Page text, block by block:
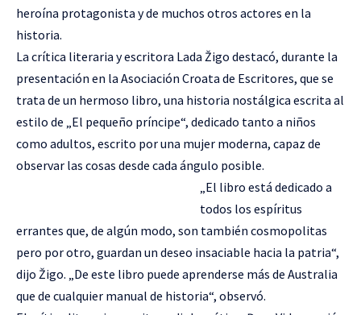
heroína protagonista y de muchos otros actores en la
historia.
La crítica literaria y escritora Lada Žigo destacó, durante la
presentación en la Asociación Croata de Escritores, que se
trata de un hermoso libro, una historia nostálgica escrita al
estilo de „El pequeño príncipe“, dedicado tanto a niños
como adultos, escrito por una mujer moderna, capaz de
observar las cosas desde cada ángulo posible.
„El libro está dedicado a
todos los espíritus
errantes que, de algún modo, son también cosmopolitas
pero por otro, guardan un deseo insaciable hacia la patria“,
dijo Žigo. „De este libro puede aprenderse más de Australia
que de cualquier manual de historia“, observó.